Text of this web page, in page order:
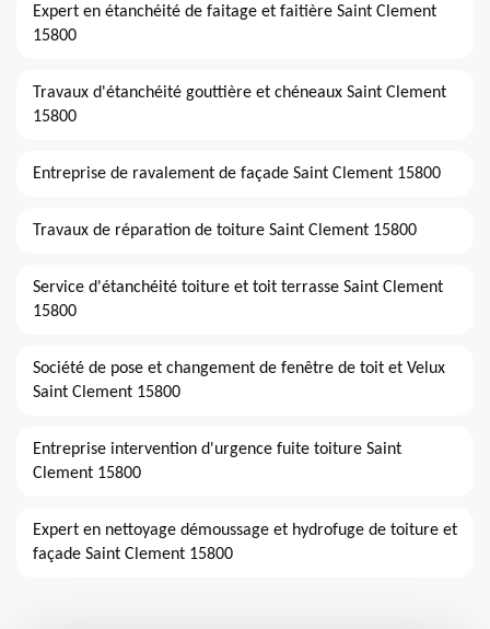
Expert en étanchéité de faitage et faitière Saint Clement
15800
Travaux d'étanchéité gouttière et chéneaux Saint Clement
15800
Entreprise de ravalement de façade Saint Clement 15800
Travaux de réparation de toiture Saint Clement 15800
Service d'étanchéité toiture et toit terrasse Saint Clement
15800
Société de pose et changement de fenêtre de toit et Velux
Saint Clement 15800
Entreprise intervention d'urgence fuite toiture Saint
Clement 15800
Expert en nettoyage démoussage et hydrofuge de toiture et
façade Saint Clement 15800